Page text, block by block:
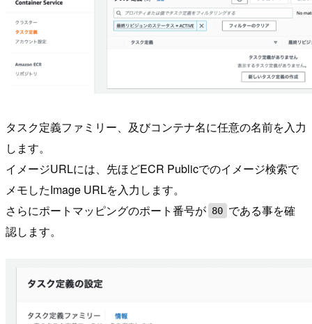
タスク定義ファミリー、及びコンテナ名に任意の名前を入力
します。
イメージURLには、先ほどECR Publicでのイメージ検索で
メモしたImage URLを入力します。
さらにポートマッピングのポート番号が 80 である事を確
認します。